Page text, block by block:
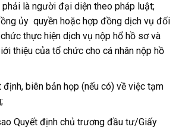
phải là người đại diện theo pháp luật;
ủy quyền hoặc hợp đồng dịch vụ đối
thực hiện dịch vụ nộp hổ hồ sơ và
thiệu của tổ chức cho cá nhân nộp hồ
định, biên bản họp (nếu có) về việc tạm
Quyết định chủ trương đầu tư/Giấy